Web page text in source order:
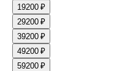
19200 ₽
29200 ₽
39200 ₽
49200 ₽
59200 ₽